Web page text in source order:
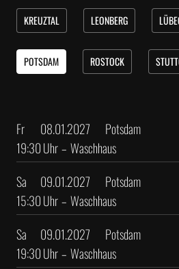
KREUZTAL LEONBERG
POTSDAM ROSTOCK
Fr 08.01.2027
Potsdam
19:30 Uhr– Waschhaus
Sa 09.01.2027
Potsdam
15:30 Uhr– Waschhaus
Sa 09.01.2027
Potsdam
19:30 Uhr– Waschhaus